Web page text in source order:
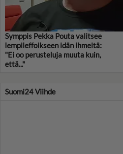
Symppis Pekka Pouta valitsee
lempileffoikseen idän ihmeitä:
"Ei oo perusteluja muuta kuin,
että..."
Suomi24 Viihde